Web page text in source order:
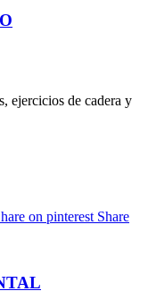
ejercicios de cadera y
on pinterest Share